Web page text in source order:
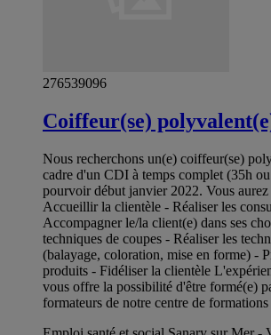
276539096
Coiffeur(se)
Nous recherchons un(e) coiffeur(se)
cadre d'un CDI à temps complet (35h
pourvoir début janvier 2022. Vous
Accueillir la clientèle - Réaliser les
Accompagner le/la client(e) dans ses
techniques de coupes - Réaliser les
(balayage, coloration, mise en forme) -
produits - Fidéliser la clientèle
vous offre la possibilité d'être formé(e)
formateurs de notre centre de